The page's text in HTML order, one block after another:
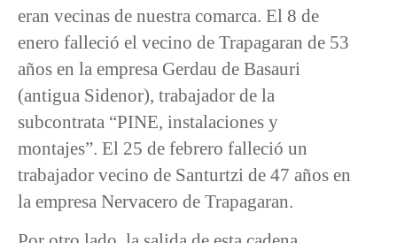
eran vecinas de nuestra comarca. El 8 de
enero falleció el vecino de Trapagaran de 53
años en la empresa Gerdau de Basauri
(antigua Sidenor), trabajador de la
subcontrata “PINE, instalaciones y
montajes”. El 25 de febrero falleció un
trabajador vecino de Santurtzi de 47 años en
la empresa Nervacero de Trapagaran.